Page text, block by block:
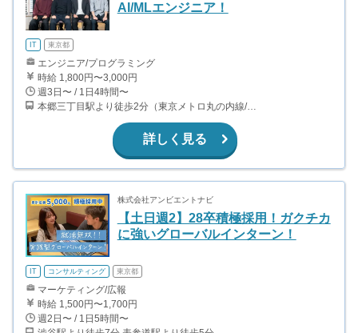
AI/MLエンジニア！
IT 東京都
エンジニア/プログラミング
時給 1,800円〜3,000円
週3日〜 / 1日4時間〜
本郷三丁目駅より徒歩2分（東京メトロ丸の内線/都営地下鉄大江戸線）
詳しく見る
株式会社アンビエントナビ
【土日週2】28卒積極採用！ガクチカ
に強いグローバルインターン！
IT コンサルティング 東京都
マーケティング/広報
時給 1,500円〜1,700円
週2日〜 / 1日5時間〜